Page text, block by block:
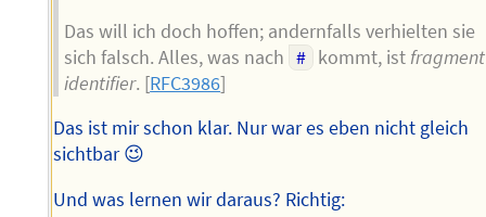
Das will ich doch hoffen; andernfalls verhielten sie
sich falsch. Alles, was nach # kommt, ist fragment
identifier. [RFC3986]
Das ist mir schon klar. Nur war es eben nicht gleich
sichtbar 😉
Und was lernen wir daraus? Richtig: